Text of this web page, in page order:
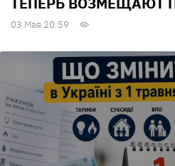
03 Мая 20:59